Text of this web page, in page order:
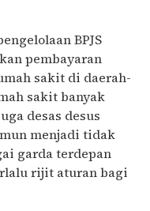
BPJS
pembayaran
sakit di daerah-
sakit banyak
desas desus
menjadi tidak
garda terdepan
rijit aturan bagi